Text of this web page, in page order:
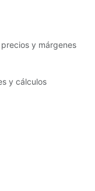
y márgenes
y cálculos